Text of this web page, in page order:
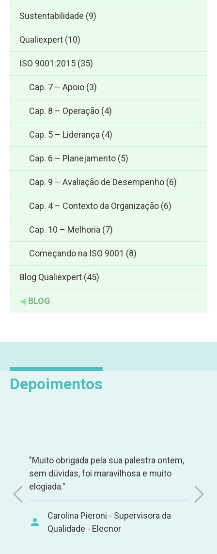
Sustentabilidade (9)
Qualiexpert (10)
ISO 9001:2015 (35)
Cap. 7 – Apoio (3)
Cap. 8 – Operação (4)
Cap. 5 – Liderança (4)
Cap. 6 – Planejamento (5)
Cap. 9 – Avaliação de Desempenho (6)
Cap. 4 – Contexto da Organização (6)
Cap. 10 – Melhoria (7)
Começando na ISO 9001 (8)
Blog Qualiexpert (45)
◀ BLOG
Depoimentos
"Muito obrigada pela sua palestra ontem,
sem dúvidas, foi maravilhosa e muito
elogiada."
Carolina Pieroni - Supervisora da
Qualidade - Elecnor